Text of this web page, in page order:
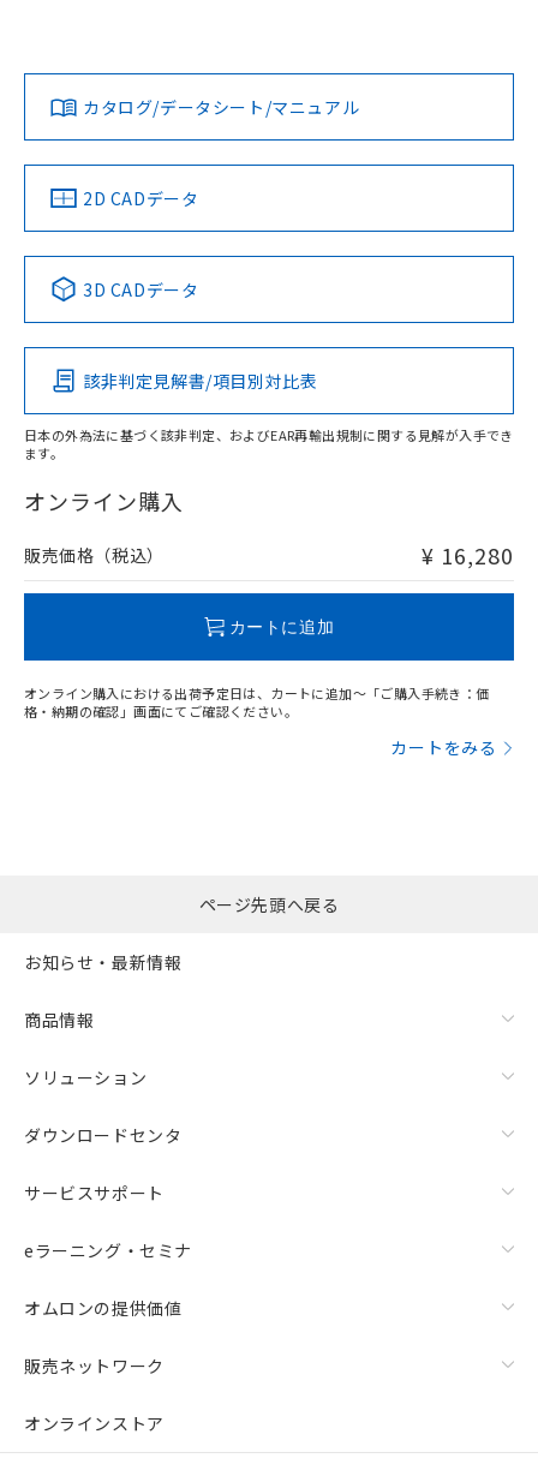
タイムチャート
上、n: 27mm以上
検出領域
ダウンロードデータをご利用いただく前に、以下を必ずお読
みください。
ソフトウェアの使用条件
対応済み
中国 RoHS 注意事項・凡例
Pb Hg Cd Cr(VI)
O
在庫等で未対応品が混在する可能性があります。
問い合わせください。
LR型式承認
（イギリス
船舶規格）
DNV型式承認
（ノルウェー
BV型式承認
（フランス
KR型式
（韓国
No No No No
この製品の規格認証/適合状況ページへ
その他の認証はこちらのページからご検索ください
カタログ/データシート/マニュアル
2D CADデータ
3D CADデータ
該非判定見解書/項目別対比表
日本の外為法に基づく該非判定、およびEAR再輸出規制に関する見解が入手でき
ます。
オンライン購入
販売価格（税込） ¥ 16,280
カートに追加
オンライン購入における出荷予定日は、カートに追加～「ご購入手続き：価
格・納期の確認」画面にてご確認ください。
カートをみる
ページ先頭へ戻る
お知らせ・最新情報
商品情報
ソリューション
ダウンロードセンタ
サービスサポート
eラーニング・セミナ
オムロンの提供価値
販売ネットワーク
オンラインストア